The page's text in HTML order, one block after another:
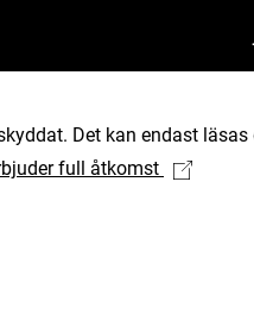
Det kan endast
full åtkomst